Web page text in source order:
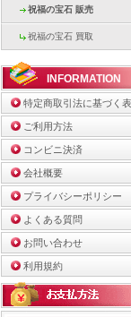
祝福の宝石 販売
祝福の宝石 買取
INFORMATION
特定商取引法に基づく
ご利用方法
コンビニ決済
会社概要
プライバシーポリシー
よくある質問
お問い合わせ
利用規約